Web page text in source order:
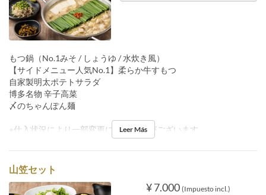
もつ鍋（No.1みそ / しょうゆ / 水炊き風）
【サイドメニュー人気No.1】柔らか牛すもつ
自家製明太ポテトサラダ
博多名物 辛子高菜
〆のちゃんぽん麺
※仕入状況により一部変更になる 場合がございます。
Leer Más
山笠セット
¥ 7.000 (Impuesto incl.)